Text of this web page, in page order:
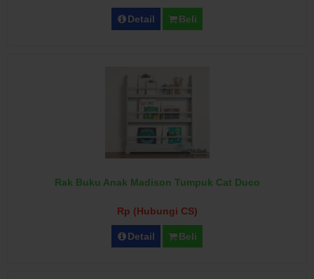
Detail Beli
Rak Buku Anak Madison Tumpuk Cat Duco
Rp (Hubungi CS)
Detail Beli